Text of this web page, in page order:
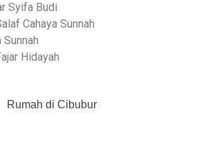
Syifa Budi
Cahaya Sunnah
Hidayah